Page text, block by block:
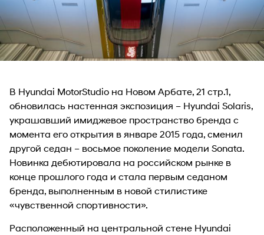
В Hyundai MotorStudio на Новом Арбате, 21 стр.1,
обновилась настенная экспозиция – Hyundai Solaris,
украшавший имиджевое пространство бренда с
момента его открытия в январе 2015 года, сменил
другой седан – восьмое поколение модели Sonata.
Новинка дебютировала на российском рынке в
конце прошлого года и стала первым седаном
бренда, выполненным в новой стилистике
«чувственной спортивности».
Расположенный на центральной стене Hyundai